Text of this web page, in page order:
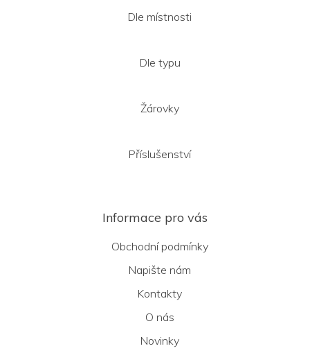
Dle místnosti
Dle typu
Žárovky
Příslušenství
Informace pro vás
Obchodní podmínky
Napište nám
Kontakty
O nás
Novinky